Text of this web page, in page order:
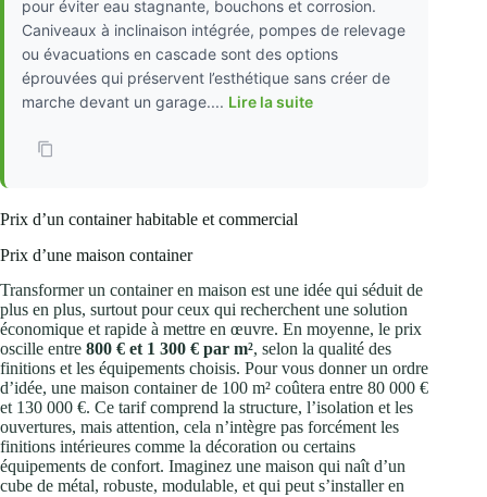
pour éviter eau stagnante, bouchons et corrosion.
Caniveaux à inclinaison intégrée, pompes de relevage
ou évacuations en cascade sont des options
éprouvées qui préservent l’esthétique sans créer de
marche devant un garage.... Lire la suite
Prix d’un container habitable et commercial
Prix d’une maison container
Transformer un container en maison est une idée qui séduit de
plus en plus, surtout pour ceux qui recherchent une solution
économique et rapide à mettre en œuvre. En moyenne, le prix
oscille entre 800 € et 1 300 € par m², selon la qualité des
finitions et les équipements choisis. Pour vous donner un ordre
d’idée, une maison container de 100 m² coûtera entre 80 000 €
et 130 000 €. Ce tarif comprend la structure, l’isolation et les
ouvertures, mais attention, cela n’intègre pas forcément les
finitions intérieures comme la décoration ou certains
équipements de confort. Imaginez une maison qui naît d’un
cube de métal, robuste, modulable, et qui peut s’installer en